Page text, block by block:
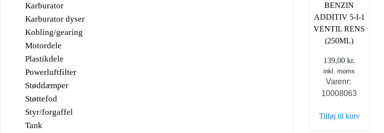
Karburator
Karburator dyser
Kobling/gearing
Motordele
Plastikdele
Powerluftfilter
Støddæmper
Støttefod
Styr/forgaffel
Tank
BENZIN
ADDITIV 5-I-1
VENTIL RENS
(250ML)
139,00kr.
inkl. moms
Varenr:
10008063
Tilføj til kurv